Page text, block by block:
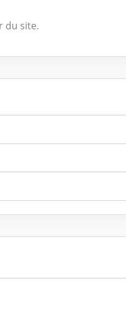
du site.